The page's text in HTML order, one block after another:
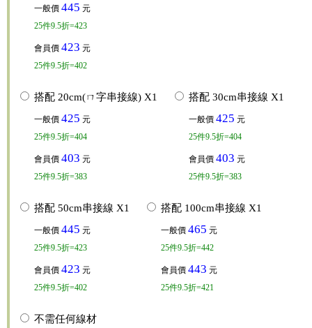
一般價 445 元
25件9.5折=423
會員價 423 元
25件9.5折=402
搭配 20cm(ㄇ字串接線) X1
一般價 425 元
25件9.5折=404
會員價 403 元
25件9.5折=383
搭配 30cm串接線 X1
一般價 425 元
25件9.5折=404
會員價 403 元
25件9.5折=383
搭配 50cm串接線 X1
一般價 445 元
25件9.5折=423
會員價 423 元
25件9.5折=402
搭配 100cm串接線 X1
一般價 465 元
25件9.5折=442
會員價 443 元
25件9.5折=421
不需任何線材